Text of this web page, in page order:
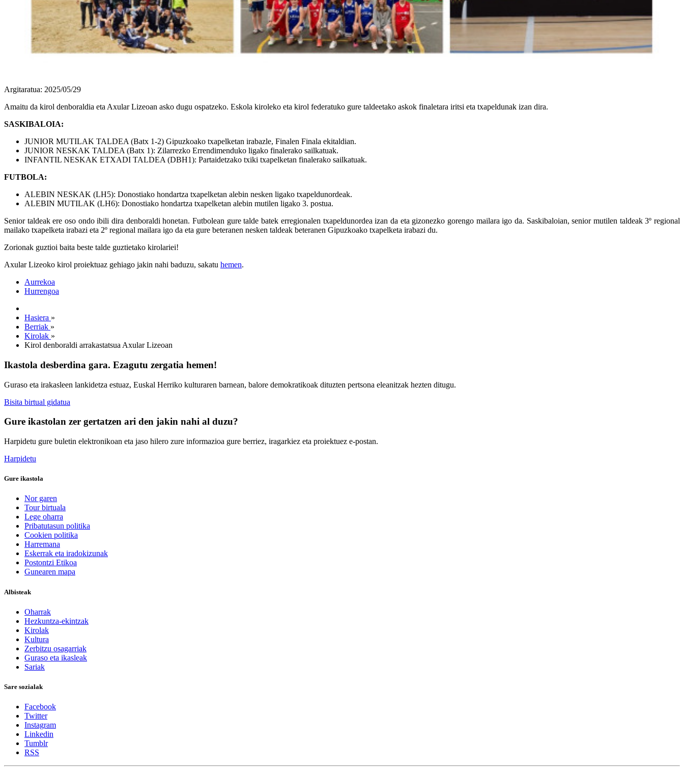
Argitaratua: 2025/05/29
Amaitu da kirol denboraldia eta Axular Lizeoan asko dugu ospatzeko. Eskola kiroleko eta kirol federatuko gure taldeetako askok finaletara iritsi eta txapeldunak izan dira.
SASKIBALOIA:
JUNIOR MUTILAK TALDEA (Batx 1-2) Gipuzkoako txapelketan irabazle, Finalen Finala ekitaldian.
JUNIOR NESKAK TALDEA (Batx 1): Zilarrezko Errendimenduko ligako finalerako sailkatuak.
INFANTIL NESKAK ETXADI TALDEA (DBH1): Partaidetzako txiki txapelketan finalerako sailkatuak.
FUTBOLA:
ALEBIN NESKAK (LH5): Donostiako hondartza txapelketan alebin nesken ligako txapeldunordeak.
ALEBIN MUTILAK (LH6): Donostiako hondartza txapelketan alebin mutilen ligako 3. postua.
Senior taldeak ere oso ondo ibili dira denboraldi honetan. Futbolean gure talde batek erregionalen txapeldunordea izan da eta gizonezko gorengo mailara igo da. Saskibaloian, senior mutilen taldeak 3º regional
mailako txapelketa irabazi eta 2º regional mailara igo da eta gure beteranen nesken taldeak beteranen Gipuzkoako txapelketa irabazi du.
Zorionak guztioi baita beste talde guztietako kirolariei!
Axular Lizeoko kirol proiektuaz gehiago jakin nahi baduzu, sakatu hemen.
Aurrekoa
Hurrengoa
Hasiera »
Berriak »
Kirolak »
Kirol denboraldi arrakastatsua Axular Lizeoan
Ikastola desberdina gara. Ezagutu zergatia hemen!
Guraso eta irakasleen lankidetza estuaz, Euskal Herriko kulturaren barnean, balore demokratikoak dituzten pertsona eleanitzak hezten ditugu.
Bisita birtual gidatua
Gure ikastolan zer gertatzen ari den jakin nahi al duzu?
Harpidetu gure buletin elektronikoan eta jaso hilero zure informazioa gure berriez, iragarkiez eta proiektuez e-postan.
Harpidetu
Gure ikastola
Nor garen
Tour birtuala
Lege oharra
Pribatutasun politika
Cookien politika
Harremana
Eskerrak eta iradokizunak
Postontzi Etikoa
Gunearen mapa
Albisteak
Oharrak
Hezkuntza-ekintzak
Kirolak
Kultura
Zerbitzu osagarriak
Guraso eta ikasleak
Sariak
Sare sozialak
Facebook
Twitter
Instagram
Linkedin
Tumblr
RSS